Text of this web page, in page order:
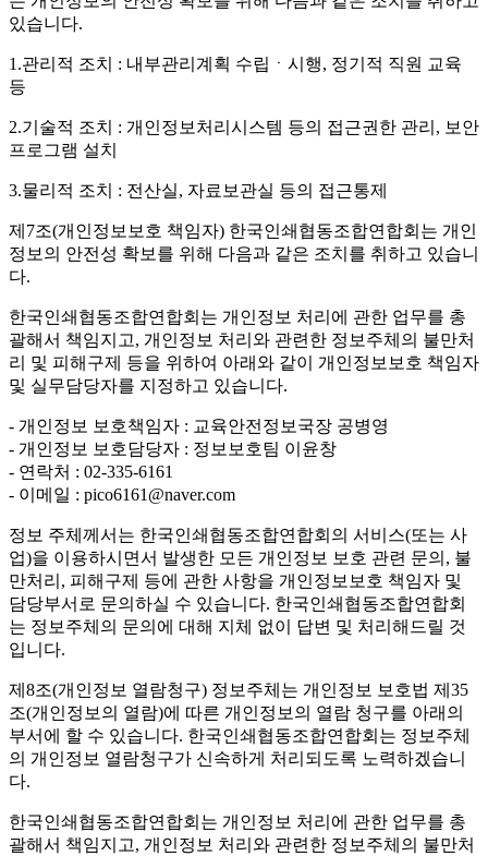
있습니다.
1.관리적 조치 : 내부관리계획 수립ㆍ시행, 정기적 직원 교육
등
2.기술적 조치 : 개인정보처리시스템 등의 접근권한 관리, 보안
프로그램 설치
3.물리적 조치 : 전산실, 자료보관실 등의 접근통제
제7조(개인정보보호 책임자) 한국인쇄협동조합연합회는 개인
정보의 안전성 확보를 위해 다음과 같은 조치를 취하고 있습니
다.
한국인쇄협동조합연합회는 개인정보 처리에 관한 업무를 총
괄해서 책임지고, 개인정보 처리와 관련한 정보주체의 불만처
리 및 피해구제 등을 위하여 아래와 같이 개인정보보호 책임자
및 실무담당자를 지정하고 있습니다.
- 개인정보 보호책임자 : 교육안전정보국장 공병영
- 개인정보 보호담당자 : 정보보호팀 이윤창
- 연락처 : 02-335-6161
- 이메일 : pico6161@naver.com
정보 주체께서는 한국인쇄협동조합연합회의 서비스(또는 사
업)을 이용하시면서 발생한 모든 개인정보 보호 관련 문의, 불
만처리, 피해구제 등에 관한 사항을 개인정보보호 책임자 및
담당부서로 문의하실 수 있습니다. 한국인쇄협동조합연합회
는 정보주체의 문의에 대해 지체 없이 답변 및 처리해드릴 것
입니다.
제8조(개인정보 열람청구) 정보주체는 개인정보 보호법 제35
조(개인정보의 열람)에 따른 개인정보의 열람 청구를 아래의
부서에 할 수 있습니다. 한국인쇄협동조합연합회는 정보주체
의 개인정보 열람청구가 신속하게 처리되도록 노력하겠습니
다.
한국인쇄협동조합연합회는 개인정보 처리에 관한 업무를 총
괄해서 책임지고, 개인정보 처리와 관련한 정보주체의 불만처